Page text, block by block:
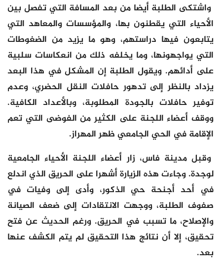
واشتكى الطلبة أيضا من بعد المسافة التي تفصل بين
الأحياء التي يقطنون بها، والمؤسسات والمعاهد التي
يتابعون فيها دراستهم، وهو ما يزيد من الضغوطات
التي يواجهونها، وما يخلفه ذلك من انعكاسات سلبية
على أدائهم. ويقول الطلبة إن المشكل في هذا البعد
يزداد بالنظر إلى تدهور حافلات النقل الحضري، وعدم
توفير حافلات بالجودة المطلوبة، وبالأعداد الكافية.
ووقف أعضاء اللجنة على الكثير من الفوضى التي تعم
الإقامة في الحي الجامعي ظهر المهراز.
وقبل مدينة فاس، زار أعضاء اللجنة الأحياء الجامعية
لوجدة. وجاءت هذه الزيارة أشهرا على الحريق الذي اندلع
في أحد أجنحة حي الذكور، وأدى إلى وفيات في
صفوف الطلبة، ووجهت الانتقادات إلى ضعف الصيانة
والإصلاح، ما تسبب في الحريق. ورغم الحديث عن فتح
تحقيق، إلا أن نتائج هذا التحقيق لم يتم الكشف عنها
بعد.